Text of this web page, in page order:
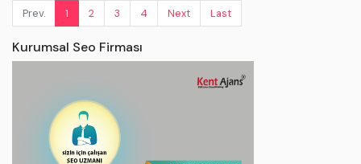
Prev.
1 2 3 4 Next Last
Kurumsal Seo Firması